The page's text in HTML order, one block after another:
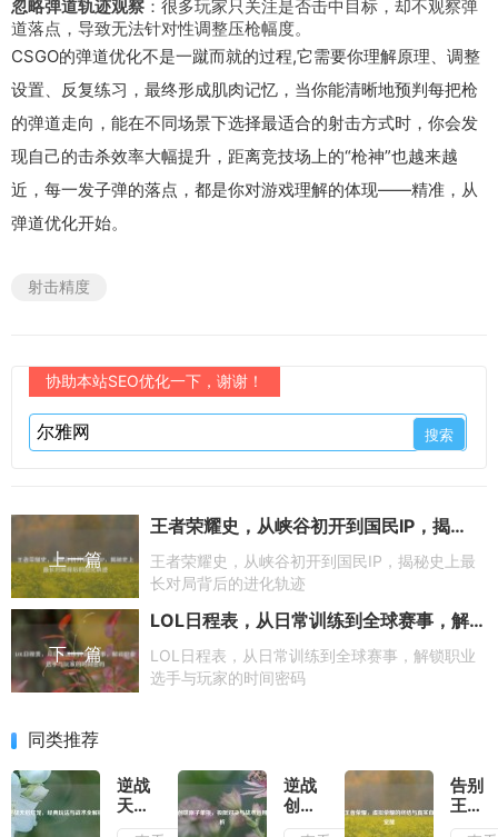
忽略弹道轨迹观察 ：很多玩家只关注是否击中目标，却不观察弹
道落点，导致无法针对性调整压枪幅度。
CSGO的弹道优化不是一蹴而就的过程,它需要你理解原理、调整
设置、反复练习，最终形成肌肉记忆，当你能清晰地预判每把枪
的弹道走向，能在不同场景下选择最适合的射击方式时，你会发
现自己的击杀效率大幅提升，距离竞技场上的“枪神”也越来越
近，每一发子弹的落点，都是你对游戏理解的体现——精准，从
弹道优化开始。
射击精度
协助本站SEO优化一下，谢谢！
上一篇
王者荣耀史，从峡谷初开到国民IP，揭秘史上最长对局背后的进化轨迹
王者荣耀史，从峡谷初开到国民IP，揭秘史上最
长对局背后的进化轨迹
下一篇
LOL日程表，从日常训练到全球赛事，解锁职业选手与玩家的时间密码
LOL日程表，从日常训练到全球赛事，解锁职业
选手与玩家的时间密码
同类推荐
逆战
天启
灯
逆战
创世
原子
告别
王者
荣